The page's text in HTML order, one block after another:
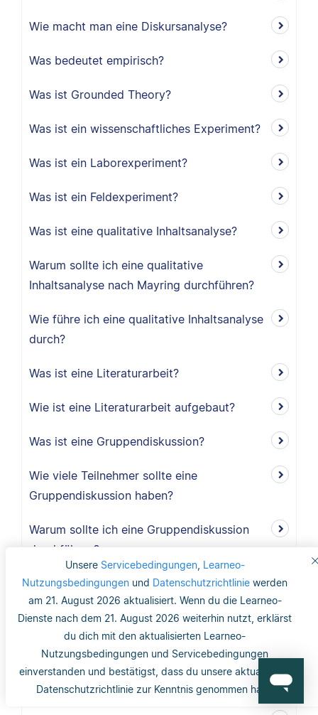
Unsere Servicebedingungen, Learneo-
Nutzungsbedingungen und Datenschutzrichtlinie werden
am 21. August 2026 aktualisiert. Wenn du die Learneo-
Dienste nach dem 21. August 2026 weiterhin nutzt, erklärst
du dich mit den aktualisierten Learneo-
Nutzungsbedingungen und Servicebedingungen
einverstanden und bestätigst, dass du unsere aktualisierte
Datenschutzrichtlinie zur Kenntnis genommen hast.
Wie macht man eine Diskursanalyse?
Was bedeutet empirisch?
Was ist Grounded Theory?
Was ist ein wissenschaftliches Experiment?
Was ist ein Laborexperiment?
Was ist ein Feldexperiment?
Was ist eine qualitative Inhaltsanalyse?
Warum sollte ich eine qualitative
Inhaltsanalyse nach Mayring durchführen?
Wie führe ich eine qualitative Inhaltsanalyse
durch?
Was ist eine Literaturarbeit?
Wie ist eine Literaturarbeit aufgebaut?
Was ist eine Gruppendiskussion?
Wie viele Teilnehmer sollte eine
Gruppendiskussion haben?
Warum sollte ich eine Gruppendiskussion
durchführen?
Wie lang ist der Methodikteil?
Was bedeutet deduktiv und induktiv?
Was bedeutet induktiv?
Was bedeutet deduktiv?